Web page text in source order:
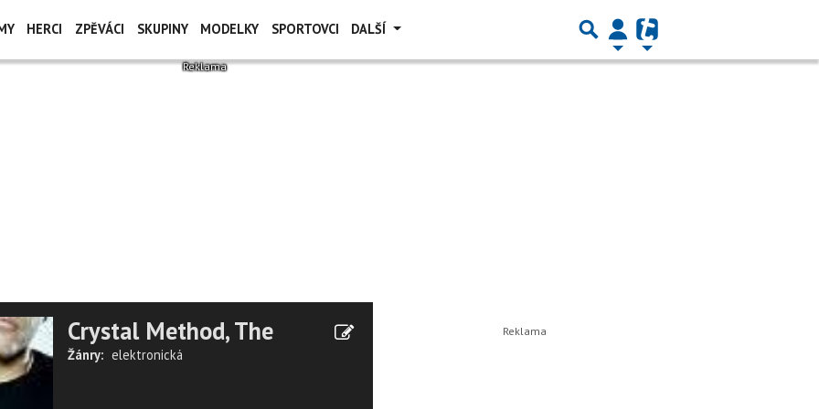
HERCI ZPĚVÁCI SKUPINY MODELKY SPORTOVCI DALŠÍ
Crystal Method, The
Žánry: elektronická